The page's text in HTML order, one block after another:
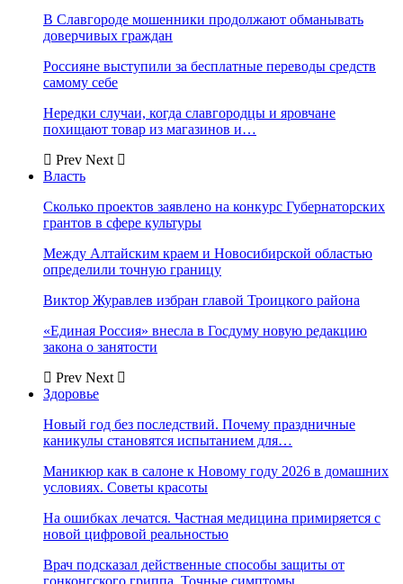
В Славгороде мошенники продолжают обманывать
доверчивых граждан
Россияне выступили за бесплатные переводы средств
самому себе
Нередки случаи, когда славгородцы и яровчане
похищают товар из магазинов и…
Prev Next
Власть
Сколько проектов заявлено на конкурс Губернаторских
грантов в сфере культуры
Между Алтайским краем и Новосибирской областью
определили точную границу
Виктор Журавлев избран главой Троицкого района
«Единая Россия» внесла в Госдуму новую редакцию
закона о занятости
Prev Next
Здоровье
Новый год без последствий. Почему праздничные
каникулы становятся испытанием для…
Маникюр как в салоне к Новому году 2026 в домашних
условиях. Советы красоты
На ошибках лечатся. Частная медицина примиряется с
новой цифровой реальностью
Врач подсказал действенные способы защиты от
гонконгского гриппа. Точные симптомы